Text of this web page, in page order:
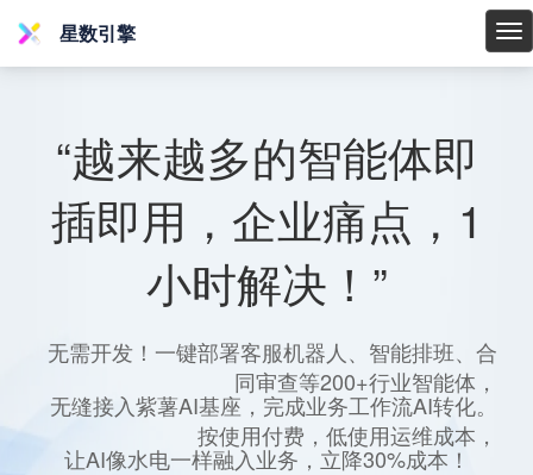
星
星数引擎
“越来越多的智能体即
插即用，企业痛点，1
小时解决！”
无需开发！一键部署客服机器人、智能排班、合
同审查等200+行业智能体，
无缝接入紫薯AI基座，完成业务工作流AI转化。
按使用付费，低使用运维成本，
让AI像水电一样融入业务，立降30%成本！